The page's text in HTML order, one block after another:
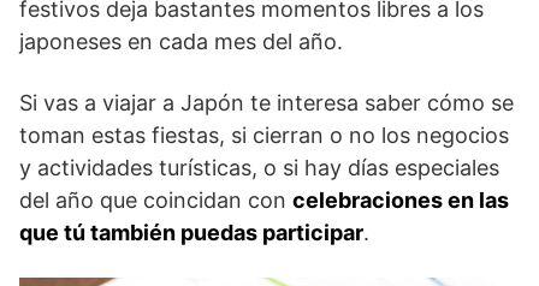
festivos deja bastantes momentos libres a los
japoneses en cada mes del año.
Si vas a viajar a Japón te interesa saber cómo se
toman estas fiestas, si cierran o no los negocios
y actividades turísticas, o si hay días especiales
del año que coincidan con celebraciones en las
que tú también puedas participar.